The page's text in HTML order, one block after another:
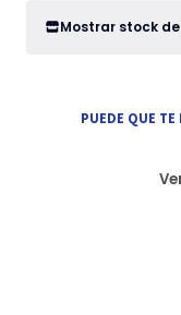
Mostrar stock
PUEDE QUE